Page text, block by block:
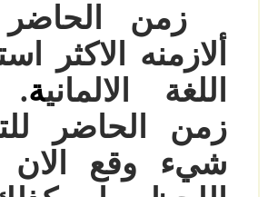
زمن
ألازمنه الاكثر
اللغة الالمانية.
زمن الحاضر
شيء وقع